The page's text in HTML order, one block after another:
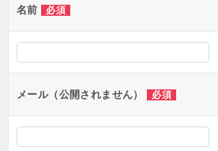
ー
シ
ン
名前 必須
メール（公開されません） 必須